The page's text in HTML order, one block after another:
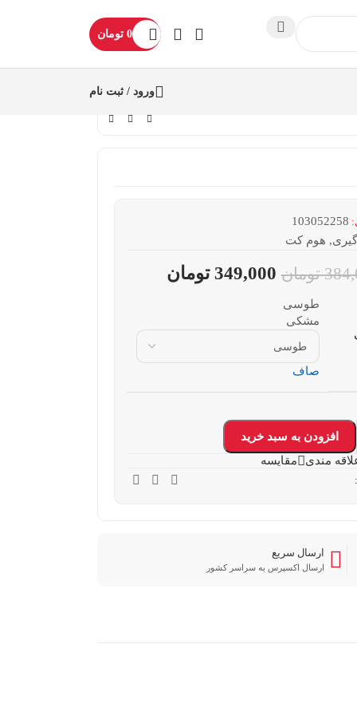
0 تومان
ورود / ثبت نام
103052258
گیری, هوم کت
تومان 349,000 تومان
طوسی
مشکی
صاف
افزودن به سبد خرید
مندی
مقایسه
ارسال سریع
ارسال اکسپرس به سراسر کشور